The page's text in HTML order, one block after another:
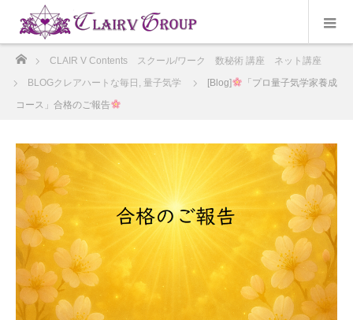
ホーム
CLAIR V Contents スクール/ワーク 数秘術 講座 ネット講座
BLOGクレアハートな毎日 , 量子気学 [Blog]
「プロ量子気学家養成
コース」合格のご報告